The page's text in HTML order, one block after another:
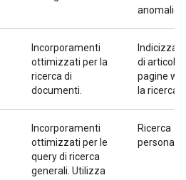
anomalie
Incorporamenti
ottimizzati per la
ricerca di
documenti.
di articoli,
pagine
la ricerca.
Incorporamenti
ottimizzati per le
query di ricerca
generali. Utilizza
Ricerca